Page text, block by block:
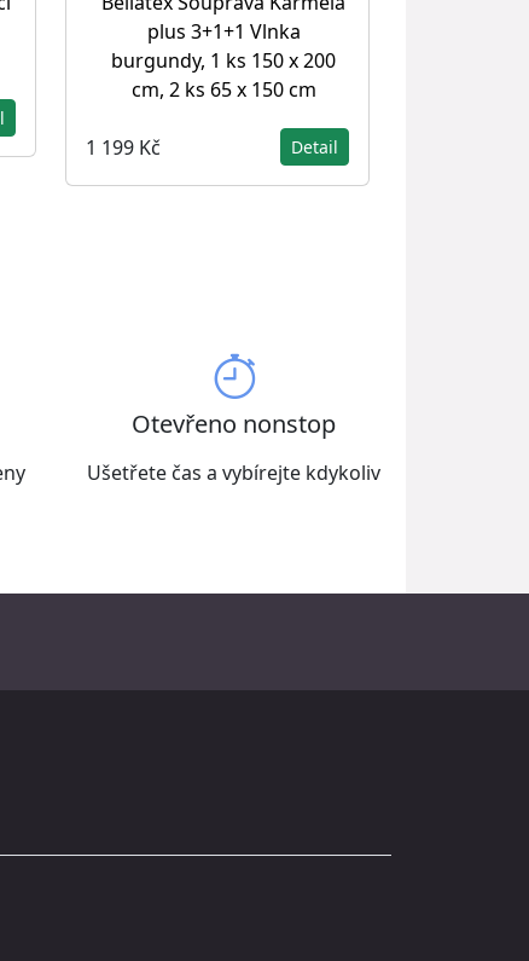
plus 3+1+1 Vlnka
burgundy, 1 ks 150 x 200
cm, 2 ks 65 x 150 cm
1 199 Kč Detail
Otevřeno nonstop
Ušetřete čas a vybírejte kdykoliv